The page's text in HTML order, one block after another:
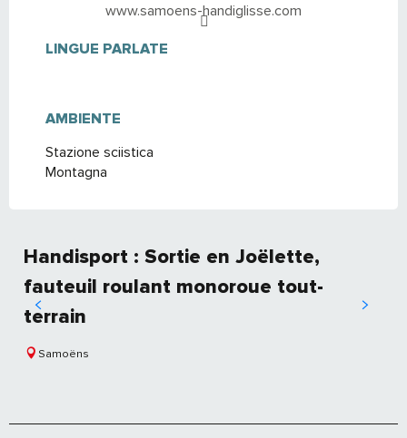
www.samoens-handiglisse.com
LINGUE PARLATE
LINGUE PARLATE
AMBIENTE
AMBIENTE
Stazione sciistica
Montagna
Handisport : Sortie en Joëlette,
fauteuil roulant monoroue tout-
terrain
Samoëns